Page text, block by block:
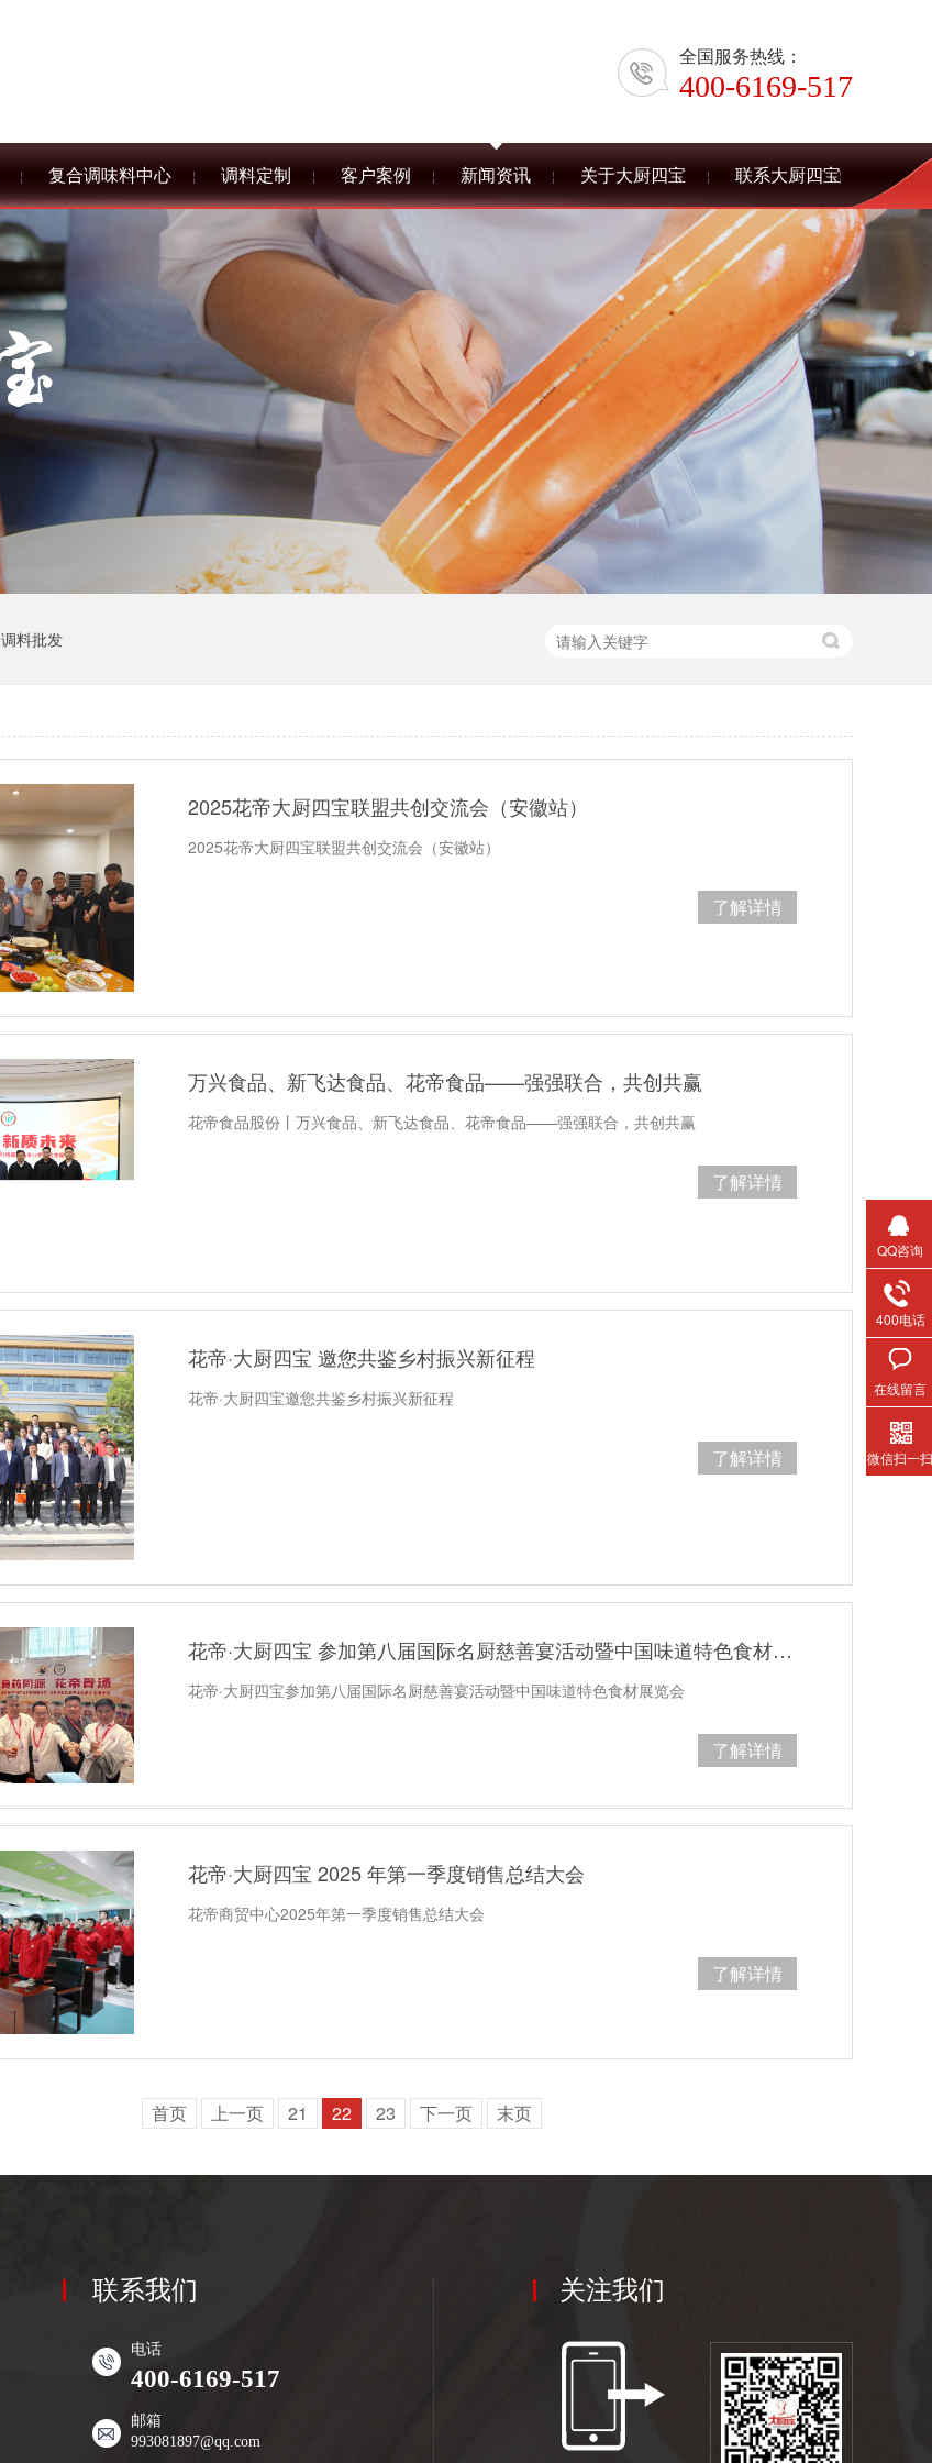
全国服务热线：
400-6169-517
复合调味料中心 调料定制 客户案例 新闻资讯 关于大厨四宝 联系大厨四宝
调料批发
2025花帝大厨四宝联盟共创交流会（安徽站）
2025花帝大厨四宝联盟共创交流会（安徽站）
了解详情
万兴食品、新飞达食品、花帝食品——强强联合，共创共赢
花帝食品股份丨万兴食品、新飞达食品、花帝食品——强强联合，共创共赢
了解详情
花帝·大厨四宝 邀您共鉴乡村振兴新征程
花帝·大厨四宝邀您共鉴乡村振兴新征程
了解详情
花帝·大厨四宝 参加第八届国际名厨慈善宴活动暨中国味道特色食材展览会
花帝·大厨四宝参加第八届国际名厨慈善宴活动暨中国味道特色食材展览会
了解详情
花帝·大厨四宝 2025 年第一季度销售总结大会
花帝商贸中心2025年第一季度销售总结大会
了解详情
首页 上一页 21 22 23 下一页 末页
联系我们
电话
400-6169-517
邮箱
993081897@qq.com
关注我们
QQ咨询
400电话
在线留言
微信扫一扫